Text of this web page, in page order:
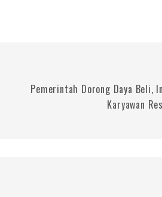
Pemerintah Dorong Daya Beli,
Karyawan